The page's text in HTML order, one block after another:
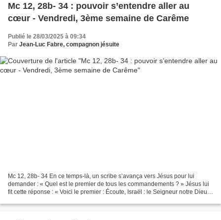
Mc 12, 28b- 34 : pouvoir s’entendre aller au
cœur - Vendredi, 3ème semaine de Carême
Publié le 28/03/2025 à 09:34
Par Jean-Luc Fabre, compagnon jésuite
Mc 12, 28b- 34 En ce temps-là, un scribe s’avança vers Jésus pour lui
demander : « Quel est le premier de tous les commandements ? » Jésus lui
fit cette réponse : « Voici le premier : Écoute, Israël : le Seigneur notre Dieu